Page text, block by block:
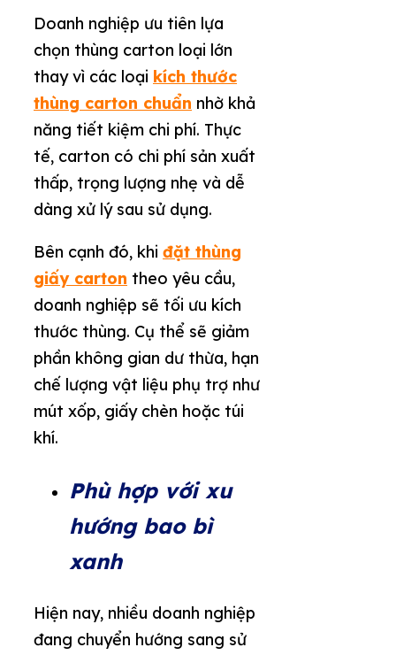
Doanh nghiệp ưu tiên lựa
chọn thùng carton loại lớn
thay vì các loại kích thước
thùng carton chuẩn nhờ khả
năng tiết kiệm chi phí. Thực
tế, carton có chi phí sản xuất
thấp, trọng lượng nhẹ và dễ
dàng xử lý sau sử dụng.
Bên cạnh đó, khi đặt thùng
giấy carton theo yêu cầu,
doanh nghiệp sẽ tối ưu kích
thước thùng. Cụ thể sẽ giảm
phần không gian dư thừa, hạn
chế lượng vật liệu phụ trợ như
mút xốp, giấy chèn hoặc túi
khí.
Phù hợp với xu
hướng bao bì
xanh
Hiện nay, nhiều doanh nghiệp
đang chuyển hướng sang sử